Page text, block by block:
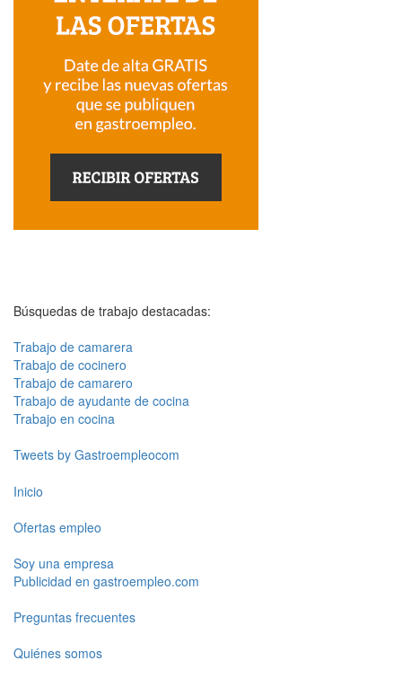
Búsquedas de trabajo destacadas:
Trabajo de camarera
Trabajo de cocinero
Trabajo de camarero
Trabajo de ayudante de cocina
Trabajo en cocina
Tweets by Gastroempleocom
Inicio
Ofertas empleo
Soy una empresa
Publicidad en gastroempleo.com
Preguntas frecuentes
Quiénes somos